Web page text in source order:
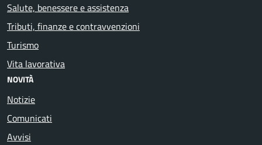
Salute, benessere e assistenza
Tributi, finanze e contravvenzioni
Turismo
Vita lavorativa
NOVITÀ
Notizie
Comunicati
Avvisi